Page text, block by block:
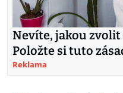
Nevíte, jakou zvolit
Položte si tuto
Reklama